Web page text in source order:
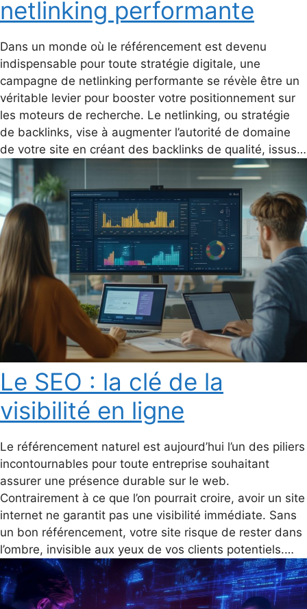
netlinking performante
Dans un monde où le référencement est devenu
indispensable pour toute stratégie digitale, une
campagne de netlinking performante se révèle être un
véritable levier pour booster votre positionnement sur
les moteurs de recherche. Le netlinking, ou stratégie
de backlinks, vise à augmenter l’autorité de domaine
de votre site en créant des backlinks de qualité, issus…
Le SEO : la clé de la
visibilité en ligne
Le référencement naturel est aujourd’hui l’un des piliers
incontournables pour toute entreprise souhaitant
assurer une présence durable sur le web.
Contrairement à ce que l’on pourrait croire, avoir un site
internet ne garantit pas une visibilité immédiate. Sans
un bon référencement, votre site risque de rester dans
l’ombre, invisible aux yeux de vos clients potentiels.…